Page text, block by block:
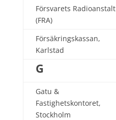
Försvarets Radioanstalt
(FRA)
Försäkringskassan,
Karlstad
G
Gatu &
Fastighetskontoret,
Stockholm